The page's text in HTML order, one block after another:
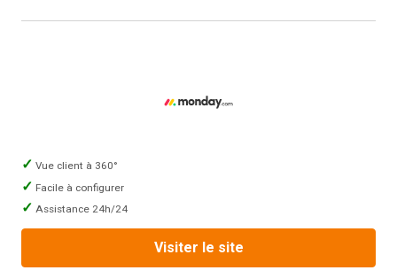
Vue client à 360°
Facile à configurer
Assistance 24h/24
Visiter le site